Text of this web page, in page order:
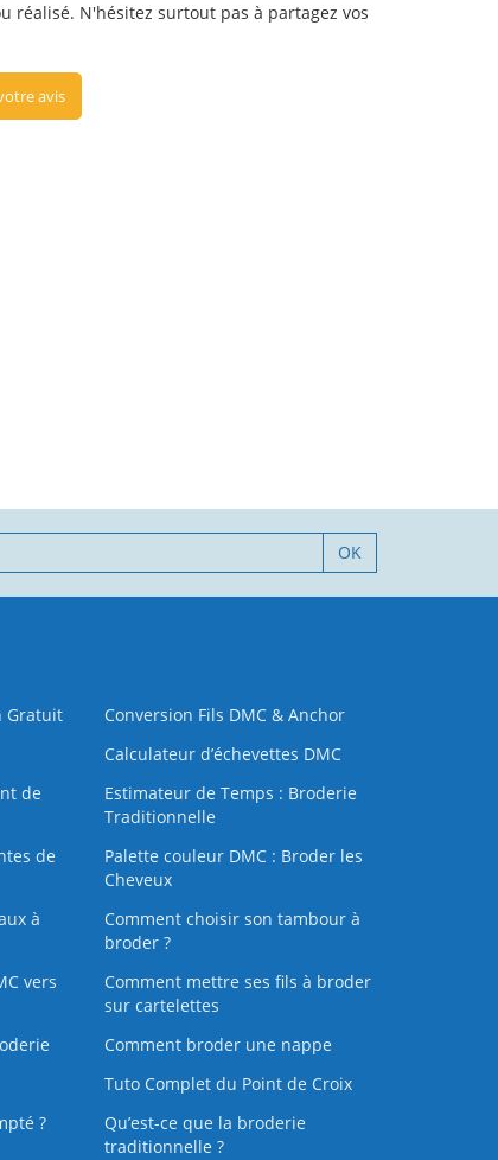
réalisé. N'hésitez surtout pas à partagez vos
avis
OK
Gratuit
Conversion Fils DMC & Anchor
Calculateur d’échevettes DMC
de
Estimateur de Temps : Broderie
Traditionnelle
de
Palette couleur DMC : Broder les
Cheveux
à
Comment choisir son tambour à
broder ?
vers
Comment mettre ses fils à broder
sur cartelettes
Comment broder une nappe
Tuto Complet du Point de Croix
?
Qu’est-ce que la broderie
traditionnelle ?